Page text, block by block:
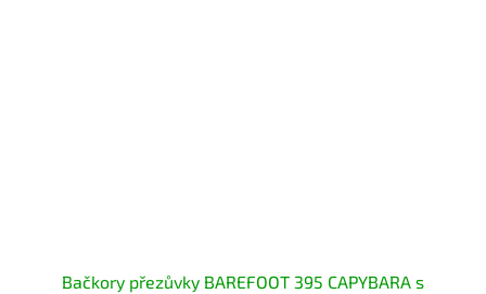
Bačkory přezůvky BAREFOOT 395 CAPYBARA s